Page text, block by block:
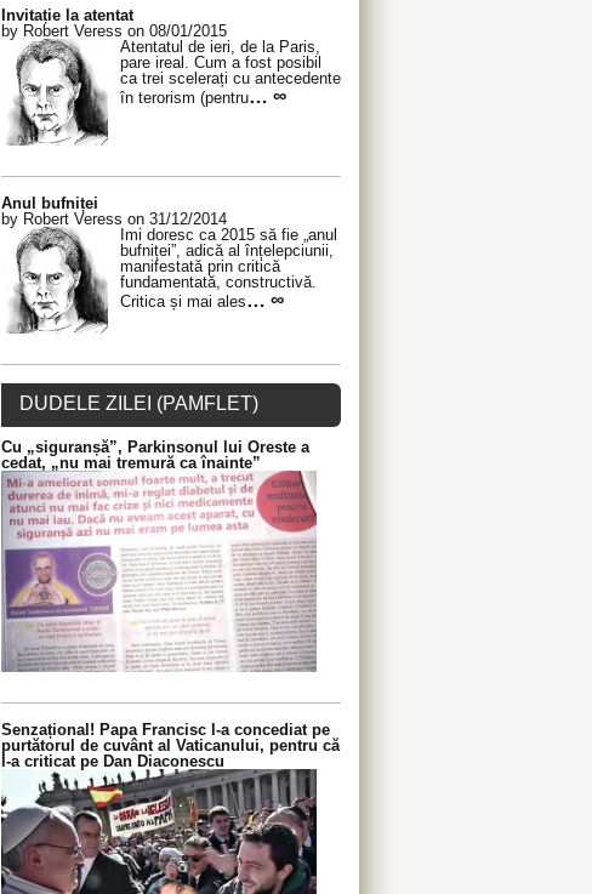
Invitație la atentat
by Robert Veress on 08/01/2015
Atentatul de ieri, de la Paris,
pare ireal. Cum a fost posibil
ca trei scelerați cu antecedente
în terorism (pentru… ∞
Anul bufniței
by Robert Veress on 31/12/2014
Îmi doresc ca 2015 să fie „anul
bufniței”, adică al înțelepciunii,
manifestată prin critică
fundamentată, constructivă.
Critica și mai ales… ∞
DUDELE ZILEI (PAMFLET)
Cu „siguranșă”, Parkinsonul lui Oreste a
cedat, „nu mai tremură ca înainte”
Senzațional! Papa Francisc l-a concediat pe
purtătorul de cuvânt al Vaticanului, pentru că
l-a criticat pe Dan Diaconescu